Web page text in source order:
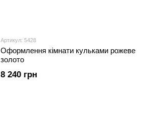
Артикул: 5428
Оформлення кімнати кульками рожеве
золото
8 240 грн